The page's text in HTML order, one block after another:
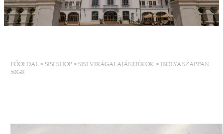
FŐOLDAL > SISI SHOP > SISI VIRÁGAI AJÁNDÉKOK > IBOLYA SZAPPAN
50GR